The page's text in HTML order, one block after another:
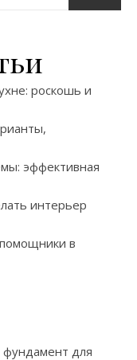
роскошь и
эффективная
интерьер
в
фундамент для